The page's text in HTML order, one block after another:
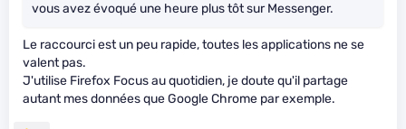
vous avez évoqué une heure plus tôt sur Messenger.
Le raccourci est un peu rapide, toutes les applications ne se
valent pas.
J'utilise Firefox Focus au quotidien, je doute qu'il partage
autant mes données que Google Chrome par exemple.